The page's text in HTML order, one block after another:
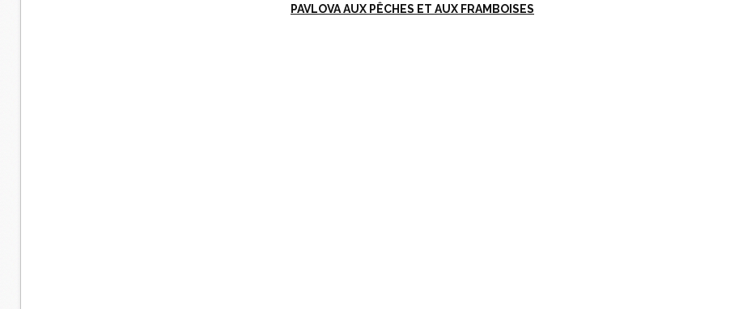
PAVLOVA AUX PÊCHES ET AUX FRAMBOISES